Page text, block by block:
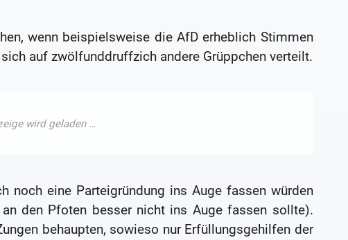
wenn beispielsweise die AfD erheblich Stimmen
auf zwölfunddruffzich andere Grüppchen verteilt.
noch eine Parteigründung ins Auge fassen würden
den Pfoten besser nicht ins Auge fassen sollte).
behaupten, sowieso nur Erfüllungsgehilfen der